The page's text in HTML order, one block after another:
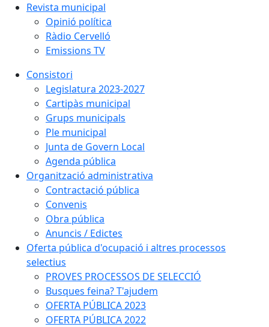
Revista municipal
Opinió política
Ràdio Cervelló
Emissions TV
Consistori
Legislatura 2023-2027
Cartipàs municipal
Grups municipals
Ple municipal
Junta de Govern Local
Agenda pública
Organització administrativa
Contractació pública
Convenis
Obra pública
Anuncis / Edictes
Oferta pública d'ocupació i altres processos
selectius
PROVES PROCESSOS DE SELECCIÓ
Busques feina? T'ajudem
OFERTA PÚBLICA 2023
OFERTA PÚBLICA 2022